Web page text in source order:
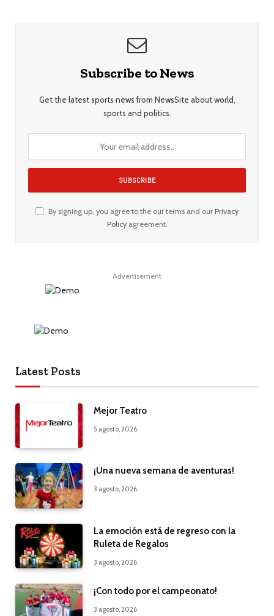
Subscribe to News
Get the latest sports news from NewsSite about world,
sports and politics.
By signing up, you agree to the our terms and our Privacy
Policyagreement.
Advertisement
Latest Posts
Mejor Teatro
5 agosto, 2026
¡Una nueva semana de aventuras!
3 agosto, 2026
La emoción está de regreso con la
Ruleta de Regalos
3 agosto, 2026
¡Con todo por el campeonato!
3 agosto, 2026